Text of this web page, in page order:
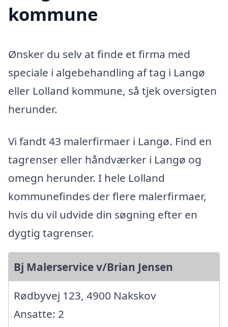
kommune
Ønsker du selv at finde et firma med
speciale i algebehandling af tag i Langø
eller Lolland kommune, så tjek oversigten
herunder.
Vi fandt 43 malerfirmaer i Langø. Find en
tagrenser eller håndværker i Langø og
omegn herunder. I hele Lolland
kommunefindes der flere malerfirmaer,
hvis du vil udvide din søgning efter en
dygtig tagrenser.
Bj Malerservice v/Brian Jensen
Rødbyvej 123, 4900 Nakskov
Ansatte: 2